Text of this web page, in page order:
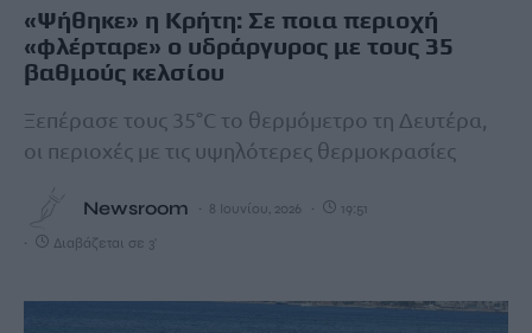
«Ψήθηκε» η Κρήτη: Σε ποια περιοχή
«φλέρταρε» ο υδράργυρος με τους 35
βαθμούς κελσίου
Ξεπέρασε τους 35°C το θερμόμετρο τη Δευτέρα,
οι περιοχές με τις υψηλότερες θερμοκρασίες
Newsroom 8 Ιουνίου, 2026 19:51
Διαβάζεται σε 3'